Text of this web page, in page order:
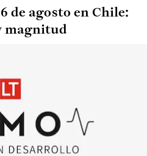
de agosto en Chile:
magnitud